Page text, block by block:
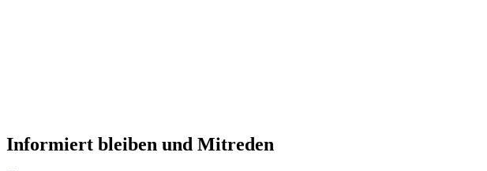
Informiert bleiben und Mitreden